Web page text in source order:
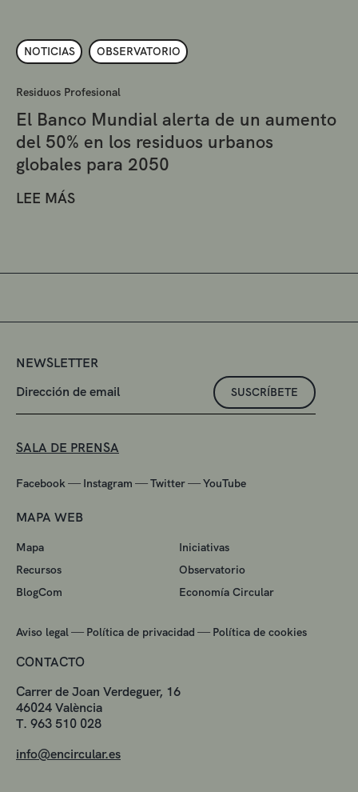
NOTICIAS OBSERVATORIO
Residuos Profesional
El Banco Mundial alerta de un aumento
del 50% en los residuos urbanos
globales para 2050
LEE MÁS
NEWSLETTER
SUSCRÍBETE
SALA DE PRENSA
Facebook— Instagram —Twitter—YouTube
MAPA WEB
Mapa
Iniciativas
Recursos
Observatorio
BlogCom
Economía Circular
Aviso legal— Política de privacidad — Política de cookies
CONTACTO
Carrer de Joan Verdeguer, 16
46024 València
T. 963 510 028
info@encircular.es